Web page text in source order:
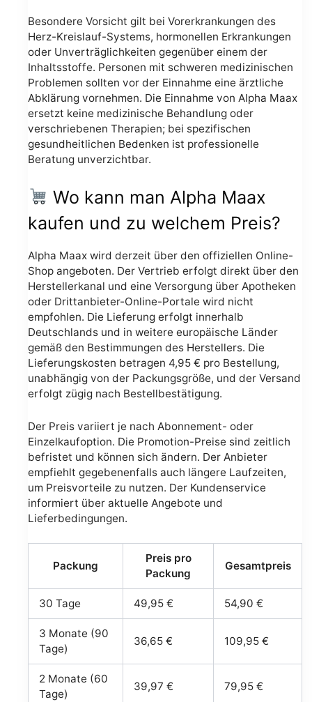
Besondere Vorsicht gilt bei Vorerkrankungen des
Herz-Kreislauf-Systems, hormonellen Erkrankungen
oder Unverträglichkeiten gegenüber einem der
Inhaltsstoffe. Personen mit schweren medizinischen
Problemen sollten vor der Einnahme eine ärztliche
Abklärung vornehmen. Die Einnahme von Alpha Maax
ersetzt keine medizinische Behandlung oder
verschriebenen Therapien; bei spezifischen
gesundheitlichen Bedenken ist professionelle
Beratung unverzichtbar.
Wo kann man Alpha Maax
kaufen und zu welchem Preis?
Alpha Maax wird derzeit über den offiziellen Online-
Shop angeboten. Der Vertrieb erfolgt direkt über den
Herstellerkanal und eine Versorgung über Apotheken
oder Drittanbieter-Online-Portale wird nicht
empfohlen. Die Lieferung erfolgt innerhalb
Deutschlands und in weitere europäische Länder
gemäß den Bestimmungen des Herstellers. Die
Lieferungskosten betragen 4,95 € pro Bestellung,
unabhängig von der Packungsgröße, und der Versand
erfolgt zügig nach Bestellbestätigung.
Der Preis variiert je nach Abonnement- oder
Einzelkaufoption. Die Promotion-Preise sind zeitlich
befristet und können sich ändern. Der Anbieter
empfiehlt gegebenenfalls auch längere Laufzeiten,
um Preisvorteile zu nutzen. Der Kundenservice
informiert über aktuelle Angebote und
Lieferbedingungen.
Packung
Preis pro
Packung
Gesamtpreis
30 Tage 49,95 € 54,90 €
3 Monate (90
Tage)
36,65 € 109,95 €
2 Monate (60
Tage)
39,97 € 79,95 €